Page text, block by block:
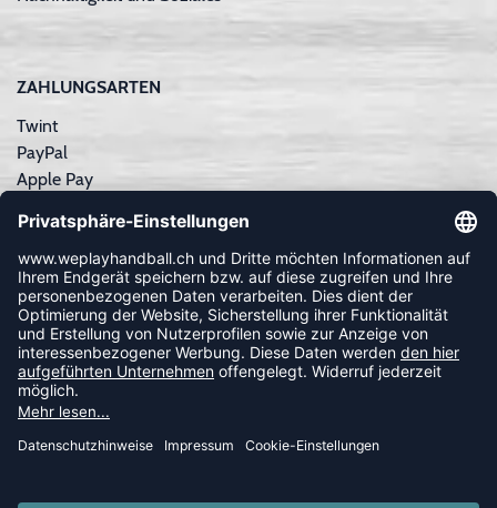
ZAHLUNGSARTEN
Twint
PayPal
Apple Pay
Kreditkarte
Rechnungskauf
NEWSLETTER
FOLLOW US